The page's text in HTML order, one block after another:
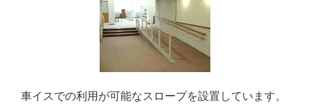
車イスでの利用が可能なスロープを設置しています。